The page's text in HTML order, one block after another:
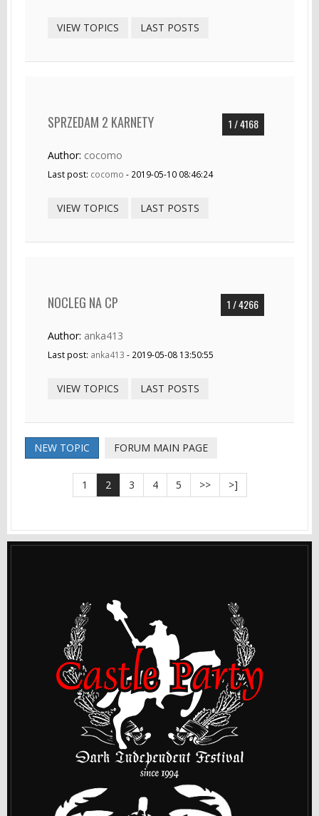
VIEW TOPICS LAST POSTS
1 / 4168
SPRZEDAM 2 KARNETY
Author: cocomo
Last post: cocomo - 2019-05-10 08:46:24
VIEW TOPICS LAST POSTS
1 / 4266
NOCLEG NA CP
Author: anka413
Last post: anka413 - 2019-05-08 13:50:55
VIEW TOPICS LAST POSTS
NEW TOPIC FORUM MAIN PAGE
1 2 3 4 5 >> >]